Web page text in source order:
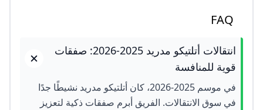
FAQ
انتقالات أتلتيكو مدريد 2025-2026: صفقات
قوية للمنافسة
في موسم 2025-2026، كان أتلتيكو مدريد نشيطًا جدًا
في سوق الانتقالات. الفريق أبرم صفقات ذكية لتعزيز